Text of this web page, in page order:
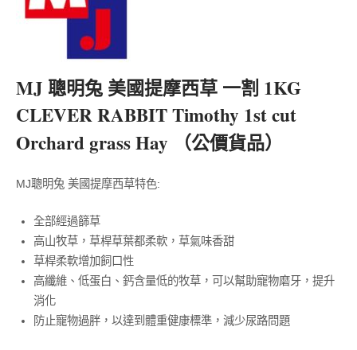
MJ 聰明兔 美國提摩西草 一割 1KG
CLEVER RABBIT Timothy 1st cut
Orchard grass Hay （公價貨品）
MJ聰明兔 美國提摩西草特色:
全部經過篩草
高山牧草，草桿草葉都柔軟，草氣味香甜
草桿柔軟增加飼口性
高纖維、低蛋白、鈣含量低的牧草，可以幫助寵物磨牙，提升
消化
防止寵物過胖，以達到體重健康標準，減少尿路問題